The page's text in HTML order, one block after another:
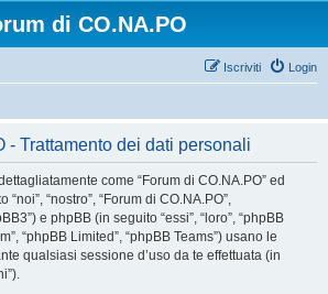
di CO.NA.PO
Login
Iscriviti
- Trattamento dei dati personali
come “Forum di CO.NA.PO” ed
“nostro”, “Forum di CO.NA.PO”,
e phpBB (in seguito “essi”, “loro”, “phpBB
“phpBB Limited”, “phpBB Teams”) usano le
qualsiasi sessione d’uso da te effettuata (in